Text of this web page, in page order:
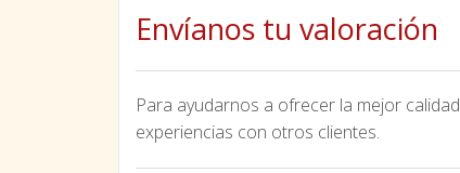
Envíanos tu valoración
Para ayudarnos a ofrecer la mejor
experiencias con otros clientes.